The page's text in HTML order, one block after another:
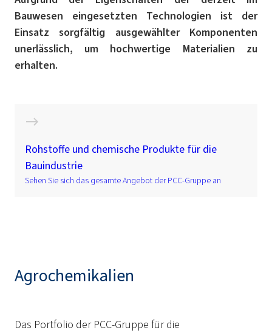
Bauwesen eingesetzten Technologien ist der
Einsatz sorgfältig ausgewählter Komponenten
unerlässlich, um hochwertige Materialien zu
erhalten.
Rohstoffe und chemische Produkte für die
Bauindustrie
Sehen Sie sich das gesamte Angebot der PCC-Gruppe an
Agrochemikalien
Das Portfolio der PCC-Gruppe für die